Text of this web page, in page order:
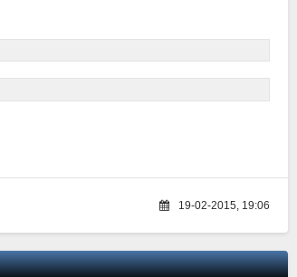
19-02-2015, 19:06